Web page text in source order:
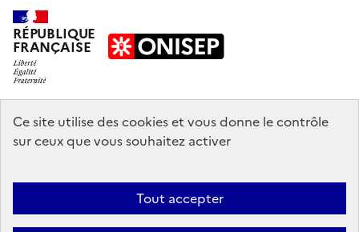
Ce site utilise des cookies et vous donne le contrôle
sur ceux que vous souhaitez activer
Tout accepter
RÉPUBLIQUE
FRANÇAISE
education.gouv.fr
enseignementsup-recherche.gouv.fr